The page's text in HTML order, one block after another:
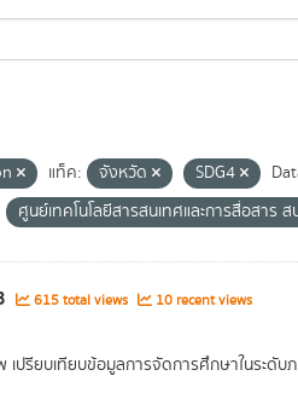
แท็ค: จังหวัด SDG4
ศูนย์เทคโนโลยีสารสนเทศและการสื่อสาร
615 total views 10 recent views
เปรียบเทียบข้อมูลการจัดการศึกษาในระ